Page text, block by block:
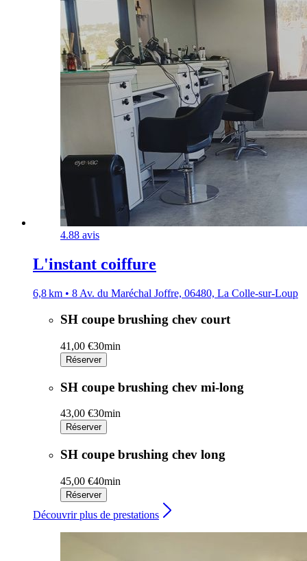
4.88 avis
L'instant coiffure
6,8 km • 8 Av. du Maréchal Joffre, 06480, La Colle-sur-Loup
SH coupe brushing chev court
41,00 €30min
Réserver
SH coupe brushing chev mi-long
43,00 €30min
Réserver
SH coupe brushing chev long
45,00 €40min
Réserver
Découvrir plus de prestations